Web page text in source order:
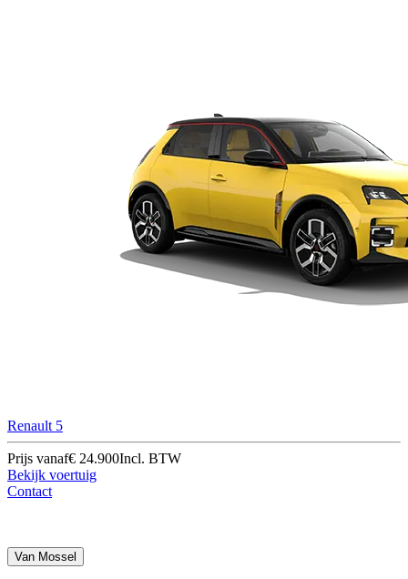
Renault 5
Prijs vanaf€ 24.900Incl. BTW
Bekijk voertuig
Contact
Van Mossel